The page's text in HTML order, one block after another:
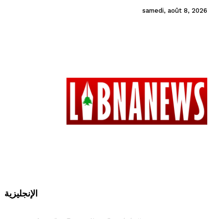
samedi, août 8, 2026
الإنجليزية